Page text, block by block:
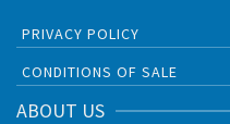
PRIVACY POLICY
CONDITIONS OF SALE
ABOUT US